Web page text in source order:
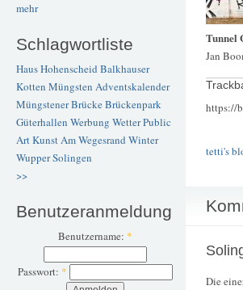
mehr
Schlagwortliste
Haus Hohenscheid Balkhauser
Kotten Müngsten Adventskalender
Müngstener BrückeBrückenpark
Güterhallen Werbung WetterPublic
ArtKunstAm Wegesrand Winter
WupperSolingen
>>
Benutzeranmeldung
Benutzername: *
Passwort: *
Tunnel
Jan
https://
tetti's
Die